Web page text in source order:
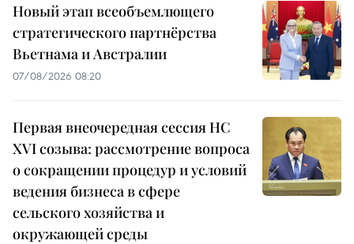
Новый этап всеобъемлющего
стратегического партнёрства
Вьетнама и Австралии
07/08/2026 08:20
Первая внеочередная сессия НС
XVI созыва: рассмотрение вопроса
о сокращении процедур и условий
ведения бизнеса в сфере
сельского хозяйства и
окружающей среды